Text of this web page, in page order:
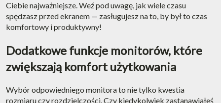
Ciebie najważniejsze. Weź pod uwagę, jak wiele czasu
spędzasz przed ekranem — zasługujesz na to, by był to czas
komfortowy i produktywny!
Dodatkowe funkcje monitorów, które
zwiększają komfort użytkowania
Wybór odpowiedniego monitora to nie tylko kwestia
rozmiaru czy rozdzielczości. Czy kiedykolwiek zastanawiałeś